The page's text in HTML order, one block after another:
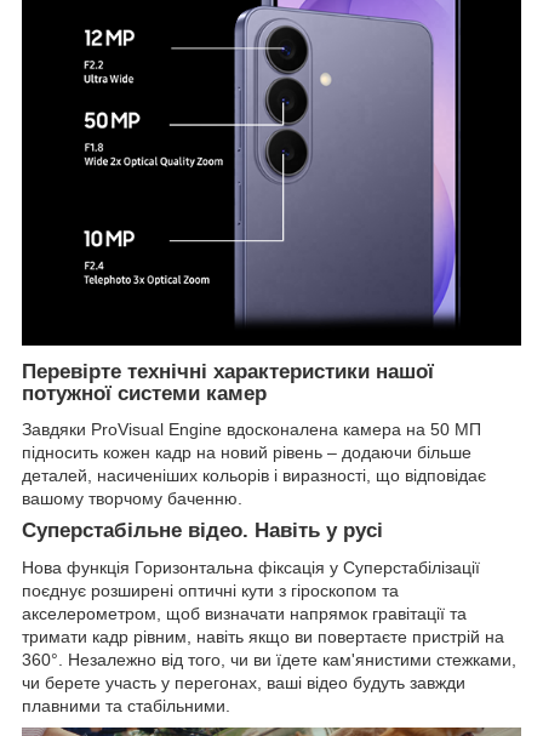
Перевірте технічні характеристики нашої
потужної системи камер
Завдяки ProVisual Engine вдосконалена камера на 50 МП
підносить кожен кадр на новий рівень – додаючи більше
деталей, насиченіших кольорів і виразності, що відповідає
вашому творчому баченню.
Суперстабільне відео. Навіть у русі
Нова функція Горизонтальна фіксація у Суперстабілізації
поєднує розширені оптичні кути з гіроскопом та
акселерометром, щоб визначати напрямок гравітації та
тримати кадр рівним, навіть якщо ви повертаєте пристрій на
360°. Незалежно від того, чи ви їдете кам'янистими стежками,
чи берете участь у перегонах, ваші відео будуть завжди
плавними та стабільними.